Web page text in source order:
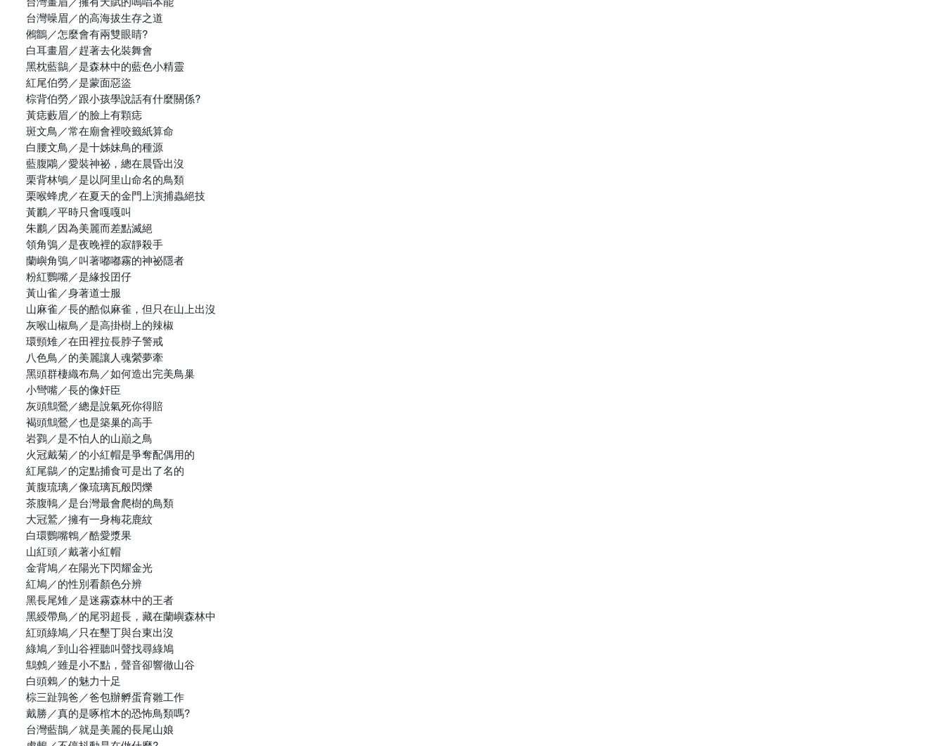
台灣噪眉／的高海拔生存之道
鵂鶹／怎麼會有兩雙眼睛?
白耳畫眉／趕著去化裝舞會
黑枕藍鶲／是森林中的藍色小精靈
紅尾伯勞／是蒙面惡盜
棕背伯勞／跟小孩學說話有什麼關係?
黃痣藪眉／的臉上有顆痣
斑文鳥／常在廟會裡咬籤紙算命
白腰文鳥／是十姊妹鳥的種源
藍腹鷴／愛裝神祕，總在晨昏出沒
栗背林鴝／是以阿里山命名的鳥類
栗喉蜂虎／在夏天的金門上演捕蟲絕技
黃鸝／平時只會嘎嘎叫
朱鸝／因為美麗而差點滅絕
領角鴞／是夜晚裡的寂靜殺手
蘭嶼角鴞／叫著嘟嘟霧的神祕隱者
粉紅鸚嘴／是緣投囝仔
黃山雀／身著道士服
山麻雀／長的酷似麻雀，但只在山上出沒
灰喉山椒鳥／是高掛樹上的辣椒
環頸雉／在田裡拉長脖子警戒
八色鳥／的美麗讓人魂縈夢牽
黑頭群棲織布鳥／如何造出完美鳥巢
小彎嘴／長的像奸臣
灰頭鷦鶯／總是說氣死你得賠
褐頭鷦鶯／也是築巢的高手
岩鷚／是不怕人的山巔之鳥
火冠戴菊／的小紅帽是爭奪配偶用的
紅尾鶲／的定點捕食可是出了名的
黃腹琉璃／像琉璃瓦般閃爍
茶腹鳾／是台灣最會爬樹的鳥類
大冠鷲／擁有一身梅花鹿紋
白環鸚嘴鵯／酷愛漿果
山紅頭／戴著小紅帽
金背鳩／在陽光下閃耀金光
紅鳩／的性別看顏色分辨
黑長尾雉／是迷霧森林中的王者
黑綬帶鳥／的尾羽超長，藏在蘭嶼森林中
紅頭綠鳩／只在墾丁與台東出沒
綠鳩／到山谷裡聽叫聲找尋綠鳩
鷦鷯／雖是小不點，聲音卻響徹山谷
白頭鶇／的魅力十足
棕三趾鶉爸／爸包辦孵蛋育雛工作
戴勝／真的是啄棺木的恐怖鳥類嗎?
台灣藍鵲／就是美麗的長尾山娘